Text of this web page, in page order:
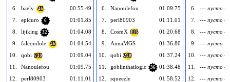
6.
baely 46
00:55.49
7.
epicuro 6
01:01.85
8.
lijiking 32
01:04.08
9.
falcondole 46
01:04.54
10.
qobi 240
01:09.04
11.
Nanoulefou
01:09.75
12.
perl80903
01:11.01
6.
Nanoulefou
01:09.75
7.
perl80903
01:11.01
8.
CosmX 116
01:20.68
9.
AnnaMGS
01:36.80
10.
qobi 240
01:37.24
11.
goblinthatlogic 36
01:38.48
12.
squeezle
01:58.52
6.
--- пусто ---
7.
--- пусто ---
8.
--- пусто ---
9.
--- пусто ---
10.
--- пусто ---
11.
--- пусто ---
12.
--- пусто ---